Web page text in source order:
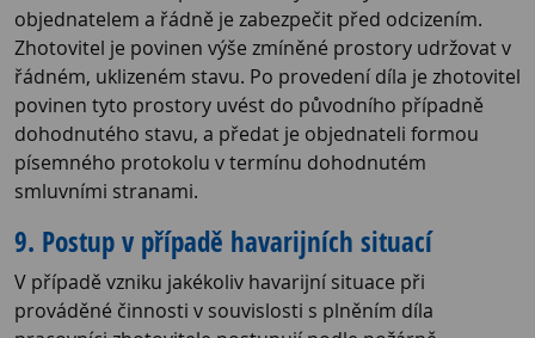
objednatelem a řádně je zabezpečit před odcizením.
Zhotovitel je povinen výše zmíněné prostory udržovat v
řádném, uklizeném stavu. Po provedení díla je zhotovitel
povinen tyto prostory uvést do původního případně
dohodnutého stavu, a předat je objednateli formou
písemného protokolu v termínu dohodnutém
smluvními stranami.
9. Postup v případě havarijních situací
V případě vzniku jakékoliv havarijní situace při
prováděné činnosti v souvislosti s plněním díla